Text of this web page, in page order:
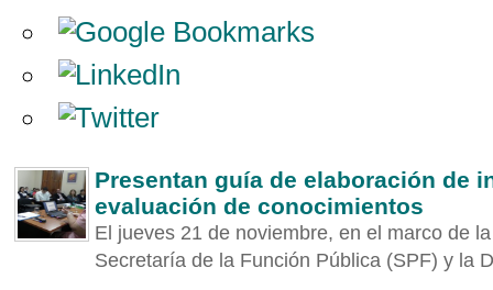
Presentan guía de elaboración de
evaluación de conocimientos
El jueves 21 de noviembre, en el marco de
Secretaría de la Función Pública (SPF) y la